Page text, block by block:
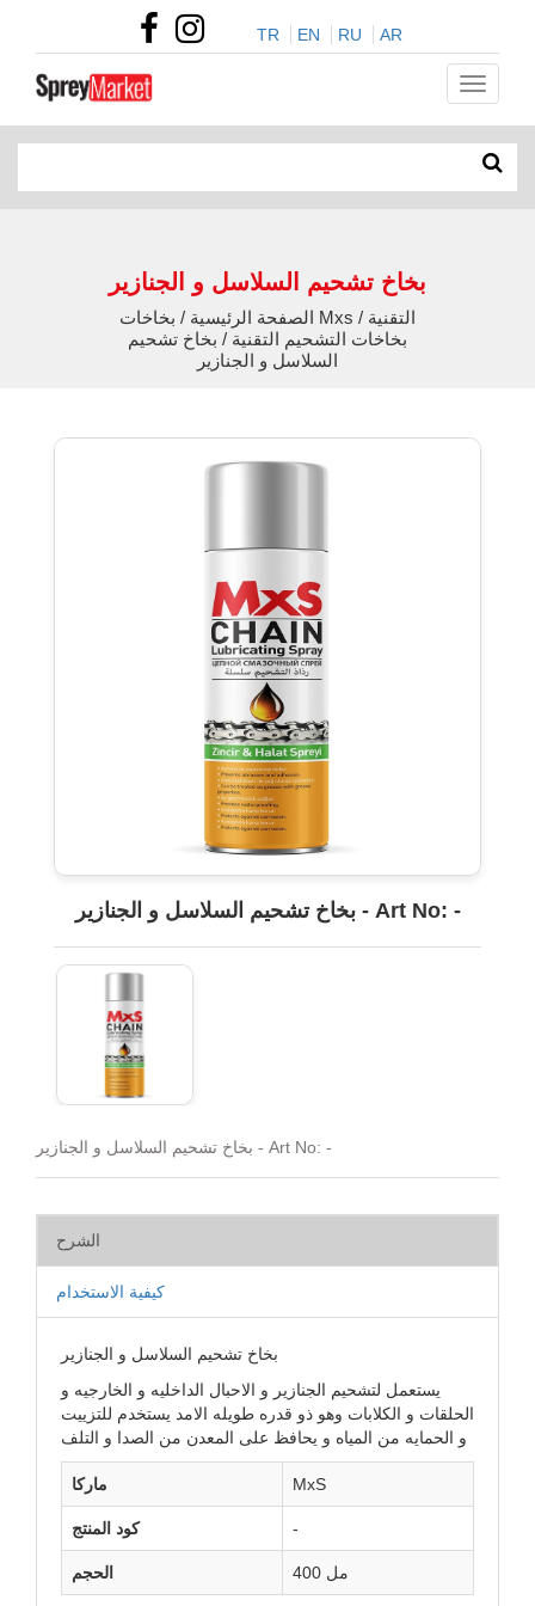
TR EN RU AR
بخاخ تشحيم السلاسل و الجنازير
الصفحة الرئيسية / بخاخات Mxs التقنية /
بخاخات التشحيم التقنية / بخاخ تشحيم
السلاسل و الجنازير
بخاخ تشحيم السلاسل و الجنازير - Art No: -
بخاخ تشحيم السلاسل و الجنازير - Art No: -
الشرح
كيفية الاستخدام
بخاخ تشحيم السلاسل و الجنازير
يستعمل لتشحيم الجنازير و الاحبال الداخليه و الخارجيه و
الحلقات و الكلابات وهو ذو قدره طويله الامد يستخدم للتزييت
و الحمايه من المياه و يحافظ على المعدن من الصدا و التلف
ماركا MxS
كود المنتج -
الحجم 400 مل